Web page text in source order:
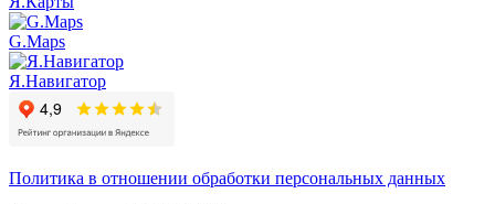
G.Maps
Я.Навигатор
Политика в отношении обработки персональных данных